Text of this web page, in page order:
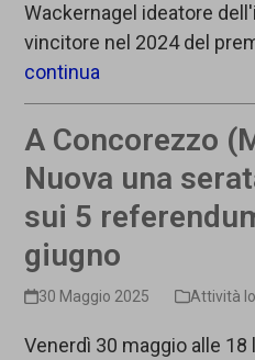
Wackernagel ideatore
vincitore nel 2024 del
continua
A Concorezzo
Nuova una
sui 5
giugno
30 Maggio 2025 Attività
Venerdì 30 maggio alle